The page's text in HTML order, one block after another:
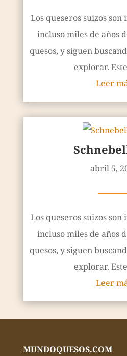
Los queseros suizos
incluso miles de años
quesos, y siguen
explorar.
Leer
abril 5,
Los queseros suizos
incluso miles de años
quesos, y siguen
explorar.
Leer
MUNDOQUESOS.COM